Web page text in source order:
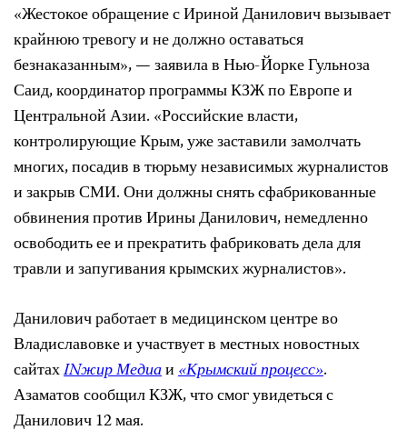
«Жестокое обращение с Ириной Данилович вызывает
крайнюю тревогу и не должно оставаться
безнаказанным», — заявила в Нью-Йорке Гульноза
Саид, координатор программы КЗЖ по Европе и
Центральной Азии. «Российские власти,
контролирующие Крым, уже заставили замолчать
многих, посадив в тюрьму независимых журналистов
и закрыв СМИ. Они должны снять сфабрикованные
обвинения против Ирины Данилович, немедленно
освободить ее и прекратить фабриковать дела для
травли и запугивания крымских журналистов».
Данилович работает в медицинском центре во
Владиславовке и участвует в местных новостных
сайтахINжир Медиаи«Крымский процесс».
Азаматов сообщил КЗЖ, что смог увидеться с
Данилович 12 мая.